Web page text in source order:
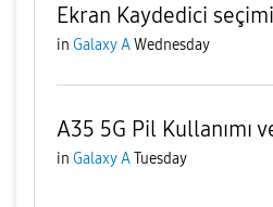
Ekran Kaydedici
in Galaxy AWednesday
A35 5G Pil Kullanımı
in Galaxy ATuesday